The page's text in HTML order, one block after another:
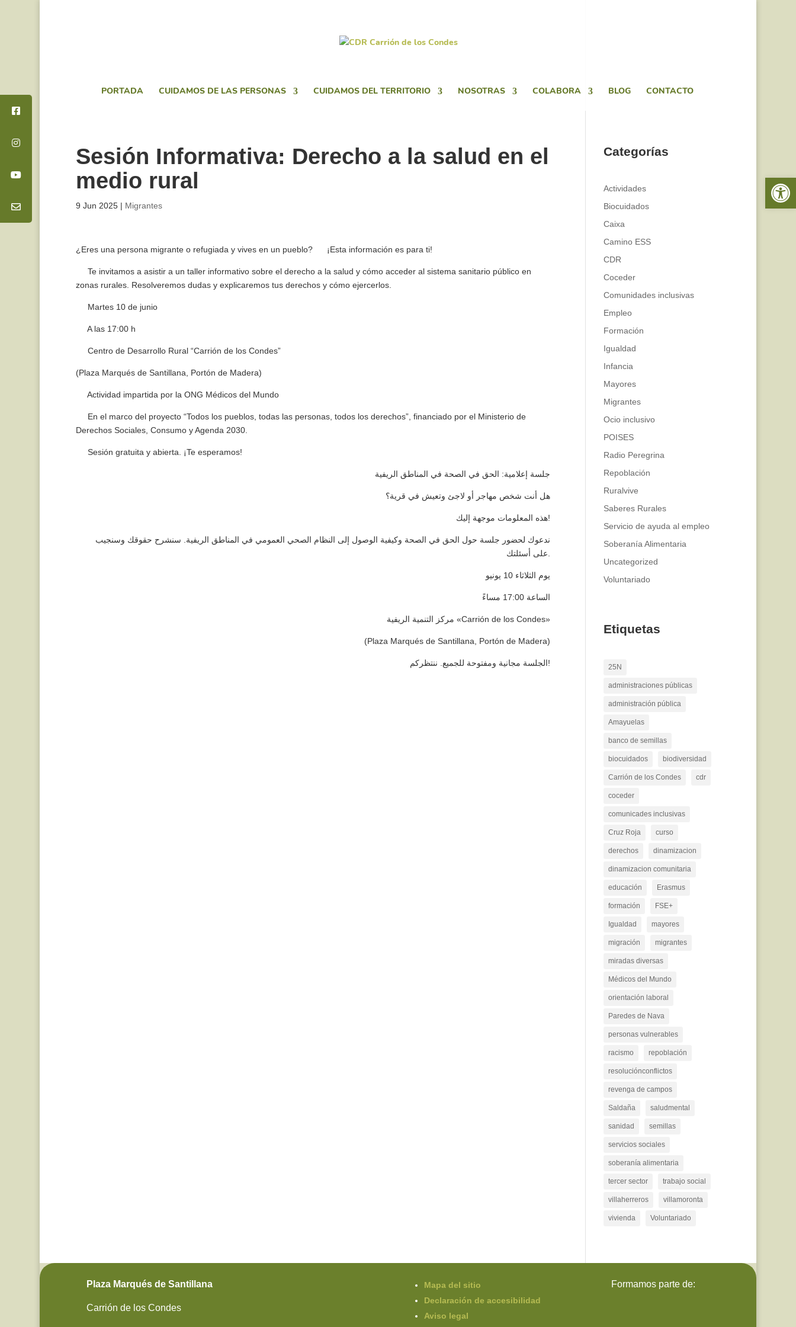
Abrir
PORTADA CUIDAMOS DE LAS PERSONAS CUIDAMOS DEL TERRITORIO NOSOTRAS COLABORA BLOG CONTACTO
Sesión Informativa: Derecho a la salud en el
medio rural
9 Jun 2025| Migrantes
¿Eres una persona migrante o refugiada y vives en un pueblo? ¡Esta información es para ti!
Te invitamos a asistir a un taller informativo sobre el derecho a la salud y cómo acceder al sistema sanitario público en
zonas rurales. Resolveremos dudas y explicaremos tus derechos y cómo ejercerlos.
Martes 10 de junio
A las 17:00 h
Centro de Desarrollo Rural “Carrión de los Condes”
(Plaza Marqués de Santillana, Portón de Madera)
Actividad impartida por la ONG Médicos del Mundo
En el marco del proyecto “Todos los pueblos, todas las personas, todos los derechos”, financiado por el Ministerio de
Derechos Sociales, Consumo y Agenda 2030.
Sesión gratuita y abierta. ¡Te esperamos!
جلسة إعلامية: الحق في الصحة في المناطق الريفية
هل أنت شخص مهاجر أو لاجئ وتعيش في قرية؟
هذه المعلومات موجهة إليك!
يوم الثلاثاء 10 يونيو
الساعة 17:00 مساءً
مركز التنمية الريفية «Carrión de los Condes»
(Plaza Marqués de Santillana, Portón de Madera)
الجلسة مجانية ومفتوحة للجميع. ننتظركم!
Categorías
Actividades
Biocuidados
Caixa
Camino ESS
CDR
Coceder
Comunidades inclusivas
Empleo
Formación
Igualdad
Infancia
Mayores
Migrantes
Ocio inclusivo
POISES
Radio Peregrina
Repoblación
Ruralvive
Saberes Rurales
Servicio de ayuda al empleo
Soberanía Alimentaria
Uncategorized
Voluntariado
Etiquetas
25N
administraciones públicas
administración pública
Amayuelas
banco de semillas
biocuidados biodiversidad
Carrión de los Condes cdr
coceder
comunicades inclusivas
Cruz Roja curso
derechos dinamizacion
dinamizacion comunitaria
educación Erasmus
formación FSE+
Igualdad mayores
migración migrantes
miradas diversas
Médicos del Mundo
orientación laboral
Paredes de Nava
personas vulnerables
racismo repoblación
resoluciónconflictos
revenga de campos
Saldaña saludmental
sanidad semillas
servicios sociales
soberanía alimentaria
tercer sector trabajo social
villaherreros villamoronta
vivienda Voluntariado
Plaza Marqués de Santillana
Carrión de los Condes
Mapa del sitio
Declaración de accesibilidad
Aviso legal
Formamos parte de: